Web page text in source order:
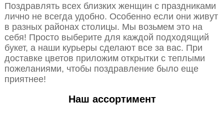
Поздравлять всех близких женщин с праздниками
лично не всегда удобно. Особенно если они живут
в разных районах столицы. Мы возьмем это на
себя! Просто выберите для каждой подходящий
букет, а наши курьеры сделают все за вас. При
доставке цветов приложим открытки с теплыми
пожеланиями, чтобы поздравление было еще
приятнее!
Наш ассортимент